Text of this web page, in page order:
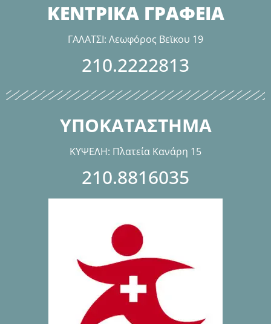
ΚΕΝΤΡΙΚΑ ΓΡΑΦΕΙΑ
ΓΑΛΑΤΣΙ: Λεωφόρος Βεϊκου 19
210.2222813
ΥΠΟΚΑΤΑΣΤΗΜΑ
ΚΥΨΕΛΗ: Πλατεία Κανάρη 15
210.8816035